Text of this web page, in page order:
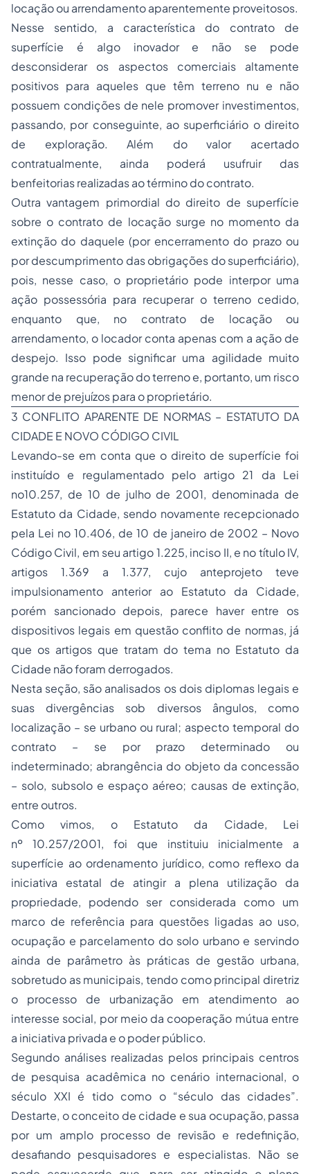
locação ou arrendamento aparentemente proveitosos.
Nesse sentido, a característica do contrato de
superfície é algo inovador e não se pode
desconsiderar os aspectos comerciais altamente
positivos para aqueles que têm terreno nu e não
possuem condições de nele promover investimentos,
passando, por conseguinte, ao superficiário o direito
de exploração. Além do valor acertado
contratualmente, ainda poderá usufruir das
benfeitorias realizadas ao término do contrato.
Outra vantagem primordial do direito de superfície
sobre o contrato de locação surge no momento da
extinção do daquele (por encerramento do prazo ou
por descumprimento das obrigações do superficiário),
pois, nesse caso, o proprietário pode interpor uma
ação possessória para recuperar o terreno cedido,
enquanto que, no contrato de locação ou
arrendamento, o locador conta apenas com a ação de
despejo. Isso pode significar uma agilidade muito
grande na recuperação do terreno e, portanto, um risco
menor de prejuízos para o proprietário.
3 CONFLITO APARENTE DE NORMAS – ESTATUTO DA
CIDADE E NOVO CÓDIGO CIVIL
Levando-se em conta que o direito de superfície foi
instituído e regulamentado pelo artigo 21 da Lei
no10.257, de 10 de julho de 2001, denominada de
Estatuto da Cidade, sendo novamente recepcionado
pela Lei no 10.406, de 10 de janeiro de 2002 – Novo
Código Civil, em seu artigo 1.225, inciso II, e no título IV,
artigos 1.369 a 1.377, cujo anteprojeto teve
impulsionamento anterior ao Estatuto da Cidade,
porém sancionado depois, parece haver entre os
dispositivos legais em questão conflito de normas, já
que os artigos que tratam do tema no Estatuto da
Cidade não foram derrogados.
Nesta seção, são analisados os dois diplomas legais e
suas divergências sob diversos ângulos, como
localização – se urbano ou rural; aspecto temporal do
contrato – se por prazo determinado ou
indeterminado; abrangência do objeto da concessão
– solo, subsolo e espaço aéreo; causas de extinção,
entre outros.
Como vimos, o Estatuto da Cidade, Lei
nº 10.257/2001, foi que instituiu inicialmente a
superfície ao ordenamento jurídico, como reflexo da
iniciativa estatal de atingir a plena utilização da
propriedade, podendo ser considerada como um
marco de referência para questões ligadas ao uso,
ocupação e parcelamento do solo urbano e servindo
ainda de parâmetro às práticas de gestão urbana,
sobretudo as municipais, tendo como principal diretriz
o processo de urbanização em atendimento ao
interesse social, por meio da cooperação mútua entre
a iniciativa privada e o poder público.
Segundo análises realizadas pelos principais centros
de pesquisa acadêmica no cenário internacional, o
século XXI é tido como o “século das cidades”.
Destarte, o conceito de cidade e sua ocupação, passa
por um amplo processo de revisão e redefinição,
desafiando pesquisadores e especialistas. Não se